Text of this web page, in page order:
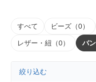
すべて ビーズ（0）
レザー・紐（0） バ
絞り込む